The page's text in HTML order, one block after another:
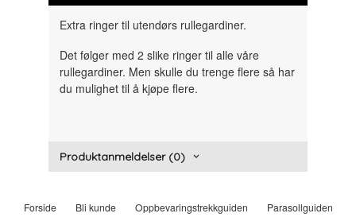
Extra ringer til utendørs rullegardiner.
Det følger med 2 slike ringer til alle våre
rullegardiner. Men skulle du trenge flere så har
du mulighet til å kjøpe flere.
Produktanmeldelser (0)
Forside Bli kunde Oppbevaringstrekkguiden Parasollguiden